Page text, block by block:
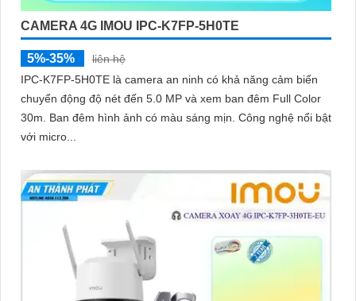
CAMERA 4G IMOU IPC-K7FP-5H0TE
5%-35%
liên hệ
IPC-K7FP-5H0TE là camera an ninh có khả năng cảm biến
chuyển động độ nét đến 5.0 MP và xem ban đêm Full Color
30m. Ban đêm hình ảnh có màu sáng mịn. Công nghệ nổi bật
với micro...